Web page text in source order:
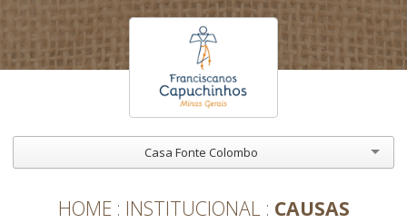
Casa Fonte Colombo
HOME INSTITUCIONAL CAUSAS